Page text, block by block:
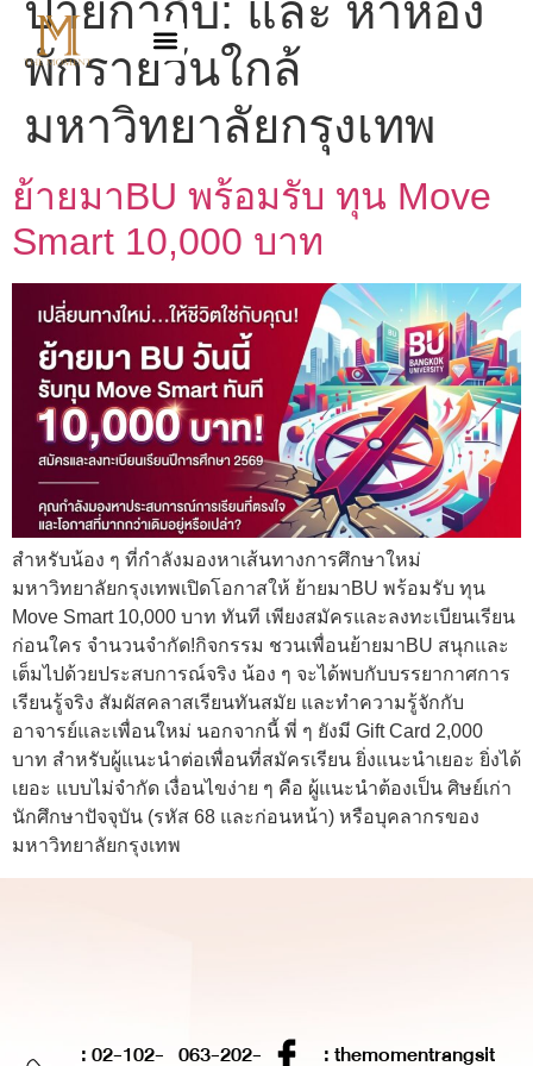
ป้ายกำกับ: และ หาห้อง
พักรายวันใกล้
มหาวิทยาลัยกรุงเทพ
ย้ายมาBU พร้อมรับ ทุน Move
Smart 10,000 บาท
สำหรับน้อง ๆ ที่กำลังมองหาเส้นทางการศึกษาใหม่
มหาวิทยาลัยกรุงเทพเปิดโอกาสให้ ย้ายมาBU พร้อมรับ ทุน
Move Smart 10,000 บาท ทันที เพียงสมัครและลงทะเบียนเรียน
ก่อนใคร จำนวนจำกัด!กิจกรรม ชวนเพื่อนย้ายมาBU สนุกและ
เต็มไปด้วยประสบการณ์จริง น้อง ๆ จะได้พบกับบรรยากาศการ
เรียนรู้จริง สัมผัสคลาสเรียนทันสมัย และทำความรู้จักกับ
อาจารย์และเพื่อนใหม่ นอกจากนี้ พี่ ๆ ยังมี Gift Card 2,000
บาท สำหรับผู้แนะนำต่อเพื่อนที่สมัครเรียน ยิ่งแนะนำเยอะ ยิ่งได้
เยอะ แบบไม่จำกัด เงื่อนไขง่าย ๆ คือ ผู้แนะนำต้องเป็น ศิษย์เก่า
นักศึกษาปัจจุบัน (รหัส 68 และก่อนหน้า) หรือบุคลากรของ
มหาวิทยาลัยกรุงเทพ
: 02-102- 063-202- : themomentrangsit